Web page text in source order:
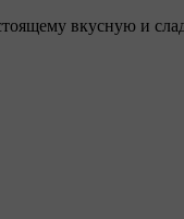
вкусную и